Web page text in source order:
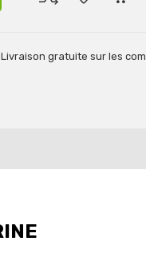
Livraison gratuite sur les